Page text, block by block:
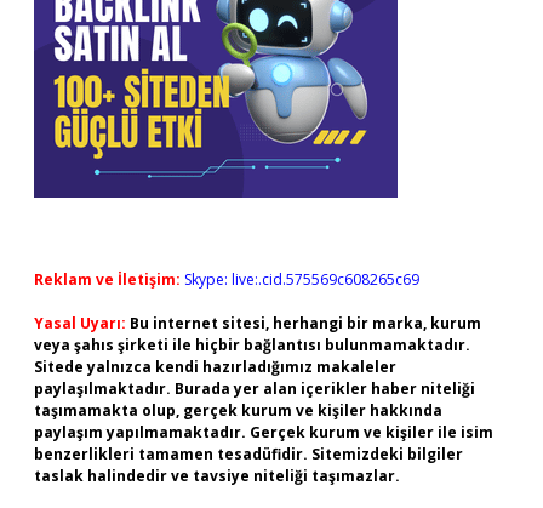
Reklam ve İletişim: Skype: live:.cid.575569c608265c69
Yasal Uyarı: Bu internet sitesi, herhangi bir marka, kurum
veya şahıs şirketi ile hiçbir bağlantısı bulunmamaktadır.
Sitede yalnızca kendi hazırladığımız makaleler
paylaşılmaktadır. Burada yer alan içerikler haber niteliği
taşımamakta olup, gerçek kurum ve kişiler hakkında
paylaşım yapılmamaktadır. Gerçek kurum ve kişiler ile isim
benzerlikleri tamamen tesadüfidir. Sitemizdeki bilgiler
taslak halindedir ve tavsiye niteliği taşımazlar.